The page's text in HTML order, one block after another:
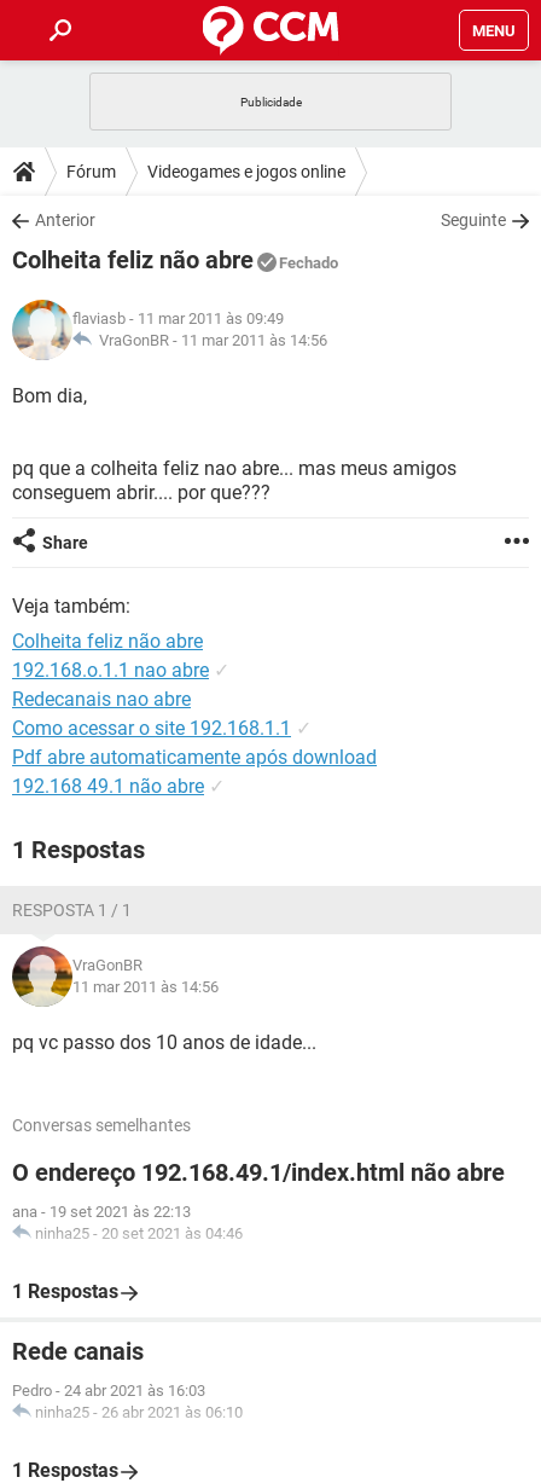
MENU
CELULAR FACEBOOK
OUTLOOK
INSTAGRAM GMAIL
GUIA DE COMPRAS
DICAS
JOGOS WHATSAPP
INSTAGRAM
GUIA DE COMPRAS
DOWNLOADS
JOGOS WHATSAPP
CELULAR
OUTLOOK EXCEL
INSTAGRAM
JOGOS
CELULAR
OUTLOOK
GUIA DE COMPRAS
GLOSSÁRIO
JOGOS
OUTLOOK EXCEL
INSTAGRAM
GUIA DE COMPRAS
Fórum Videogames e jogos online
Anterior Seguinte
Colheita feliz não abre Fechado
flaviasb - 11 mar 2011 às 09:49
VraGonBR - 11 mar 2011 às 14:56
Bom dia,
pq que a colheita feliz nao abre... mas meus amigos
conseguem abrir.... por que???
Share
Veja também:
Colheita feliz não abre
192.168.o.1.1 nao abre ✓
Redecanais nao abre
Como acessar o site 192.168.1.1 ✓
Pdf abre automaticamente após download
192.168 49.1 não abre ✓
1 Respostas
RESPOSTA 1 / 1
VraGonBR
11 mar 2011 às 14:56
pq vc passo dos 10 anos de idade...
Conversas semelhantes
O endereço 192.168.49.1/index.html não abre
ana - 19 set 2021 às 22:13
ninha25 - 20 set 2021 às 04:46
1 Respostas
Rede canais
Pedro - 24 abr 2021 às 16:03
ninha25 - 26 abr 2021 às 06:10
1 Respostas